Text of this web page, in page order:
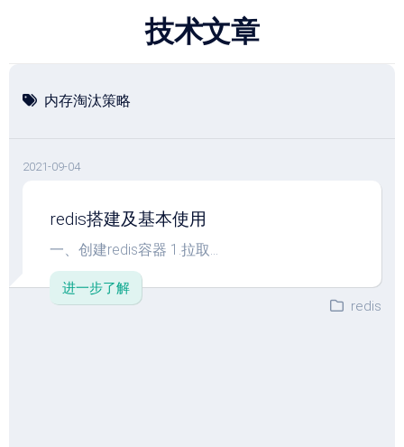
技术文章
内存淘汰策略
2021-09-04
redis搭建及基本使用
一、创建redis容器 1.拉取...
进一步了解
redis